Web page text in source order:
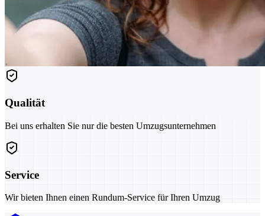
Qualität
Bei uns erhalten Sie nur die besten Umzugsunternehmen
Service
Wir bieten Ihnen einen Rundum-Service für Ihren Umzug